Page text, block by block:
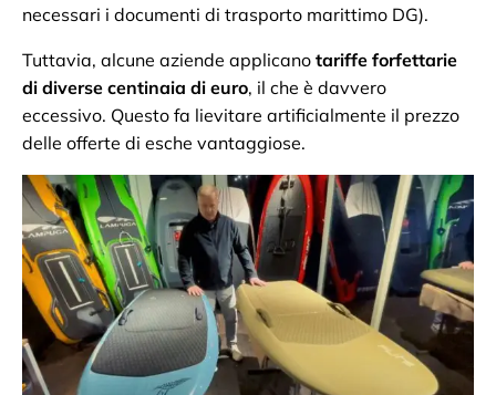
necessari i documenti di trasporto marittimo DG).
Tuttavia, alcune aziende applicano tariffe forfettarie
di diverse centinaia di euro, il che è davvero
eccessivo. Questo fa lievitare artificialmente il prezzo
delle offerte di esche vantaggiose.